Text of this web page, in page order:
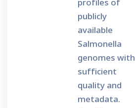
profiles of
publicly
available
Salmonella
genomes with
sufficient
quality and
metadata.